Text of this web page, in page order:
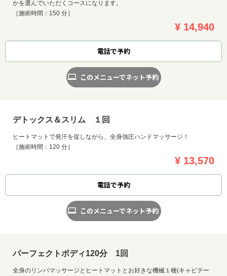
かを選んでいただくコースになります。
［施術時間：150 分］
¥ 14,940
電話で予約
このメニューでネット予約
デトックス＆スリム １回
ヒートマットで発汗を促しながら、全身強圧ハンドマッサージ！
［施術時間：120 分］
¥ 13,570
電話で予約
このメニューでネット予約
パーフェクトボディ120分 1回
全身のリンパマッサージとヒートマットとお好きな機械１種(キャビテー